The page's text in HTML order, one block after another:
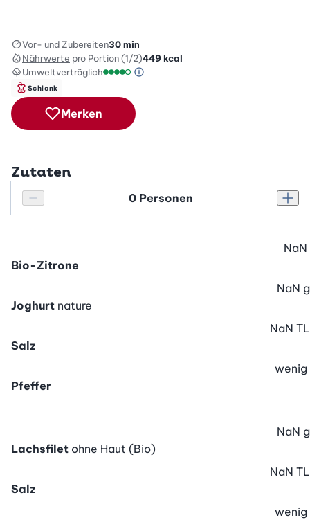
Vor- und Zubereiten30 min
Nährwerte pro Portion (1/2)449kcal
Umweltverträglich
Green Betty Skala Info
Schlank
Merken
Zutaten
Personenanzahl verringern
Personenanzahl
Bio-Zitrone
NaN
Joghurt nature
NaN g
Salz
NaN TL
Pfeffer
wenig
Lachsfilet ohne Haut (Bio)
NaN g
Salz
NaN TL
wenig